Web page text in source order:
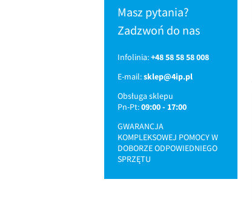
Masz pytania?
Zadzwoń do nas
Infolinia:+48 58 58 58 008
E-mail:sklep@4ip.pl
Obsługa sklepu
Pn-Pt:09:00 - 17:00
GWARANCJA
KOMPLEKSOWEJ POMOCY W
DOBORZE ODPOWIEDNIEGO
SPRZĘTU